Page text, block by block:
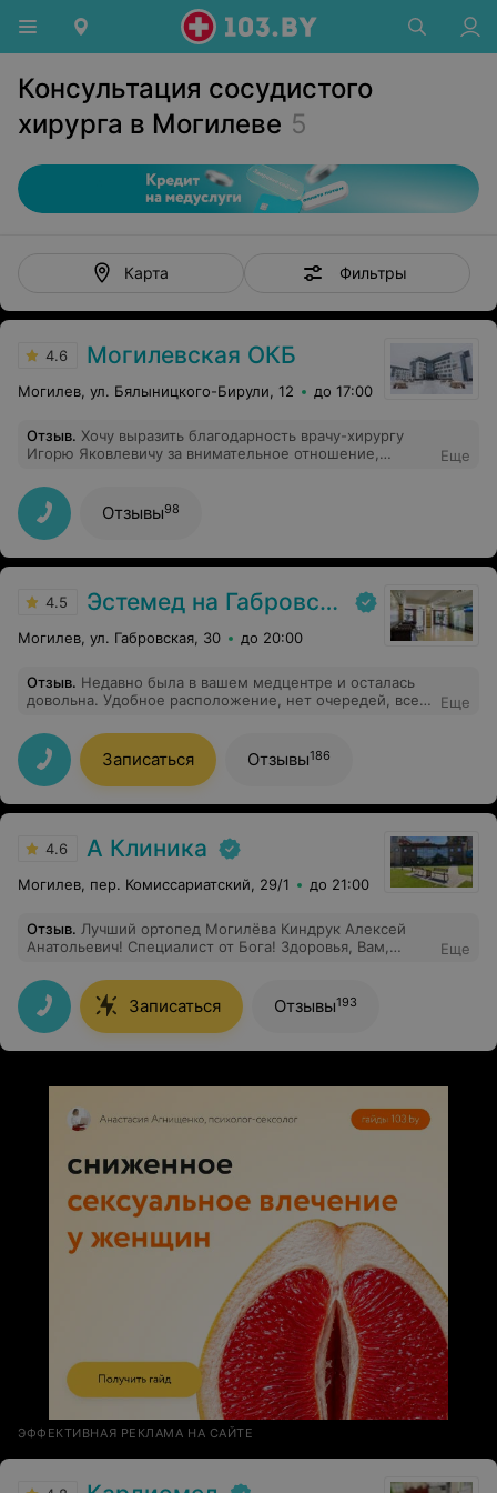
Консультация сосудистого
хирурга в Могилеве 5
Карта Фильтры
4.6 Могилевская ОКБ
Могилев, ул. Бялыницкого-Бирули, 12 до 17:00
Отзыв. Хочу выразить благодарность врачу-хирургу
Игорю Яковлевичу за внимательное отношение,
операции моему мужу Дронову Дмитрию. Игорь
Яковлевич-Вы врач от Бога, безупречный специалист
своего дела, доброй души человек. Вы не просто
помогаете людям, Вы спасаете им жизнь. Также
выражаем благодарность заведующему 1-го
Татаринову Владимиру Сергеевичу, старшей
медсестре отделения, дечёнкам медсёстрам,
санитарочкам. Дай Бог Вам всем крепкого здоровья.
Низкий вам поклон!!! Семья Дроновых.
Еще
Отзывы98
4.5 Эстемед на Габровской
Могилев, ул. Габровская, 30 до 20:00
Отзыв. Недавно была в вашем медцентре и осталась
довольна. Удобное расположение, нет очередей, все
грамотные. Спасибо!
Еще
Записаться Отзывы186
4.6 А Клиника
Могилев, пер. Комиссариатский, 29/1 до 21:00
Отзыв. Лучший ортопед Могилёва Киндрук Алексей
Анатольевич! Специалист от Бога! Здоровья, Вам,
Еще
Записаться Отзывы193
ЭФФЕКТИВНАЯ РЕКЛАМА НА САЙТЕ